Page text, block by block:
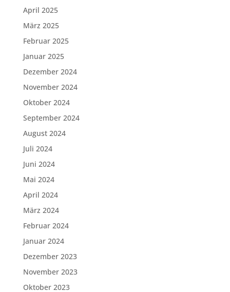
April 2025
März 2025
Februar 2025
Januar 2025
Dezember 2024
November 2024
Oktober 2024
September 2024
August 2024
Juli 2024
Juni 2024
Mai 2024
April 2024
März 2024
Februar 2024
Januar 2024
Dezember 2023
November 2023
Oktober 2023